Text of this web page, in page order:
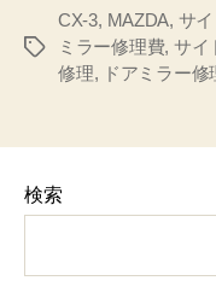
タ
CX-3, MAZDA, サ
ミラー修理費, サイ
修理, ドアミラー修
検索